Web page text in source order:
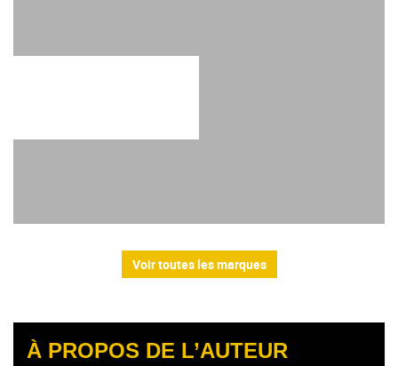
Voir toutes les marques
À PROPOS DE L’AUTEUR